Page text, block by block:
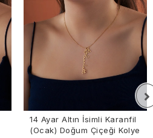
14 Ayar Altın İsimli Karanfil
(Ocak) Doğum Çiçeği Kolye